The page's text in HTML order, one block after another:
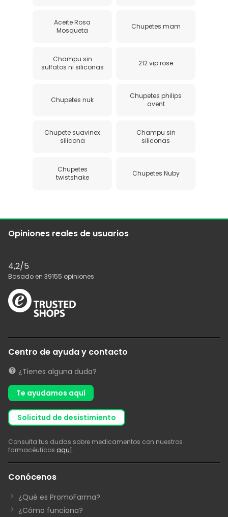
Aceite Rosa
Mosqueta
Chupetes mam
Champu sin
sulfatos ni siliconas
212 vip rose
Chupetes nuk
Chupetes philips
avent
Chupete suavinex
silicona
Champu sin
siliconas
Chupetes
twistshake
Chupetes Nuby
Opiniones reales de usuarios
4,2/5
Basado en 39155 opiniones
Centro de ayuda y contacto
¿Tienes alguna duda?
Te ayudamos aquí
solicitud de desistimiento
Consulta tus dudas sobre medicamentos con nuestros
farmacéuticos aquí.
Conócenos
¿Qué es PromoFarma?
¿Cómo funciona?